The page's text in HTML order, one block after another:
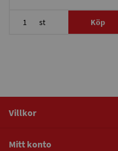
st Köp
Villkor
Mitt konto